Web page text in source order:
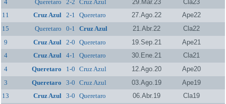
4
Queretaro 2-2 Cruz Azul 29.Mar.23
Cla23
11
Cruz Azul 2-1 Queretaro 27.Ago.22
Ape22
15
Queretaro 0-1 Cruz Azul 21.Abr.22
Cla22
9
Cruz Azul 2-0 Queretaro 19.Sep.21
Ape21
4
Cruz Azul 4-1 Queretaro 30.Ene.21
Cla21
4
Queretaro 1-0 Cruz Azul 12.Ago.20
Ape20
3
Queretaro 3-0 Cruz Azul 03.Ago.19
Ape19
13
Cruz Azul 3-0 Queretaro 06.Abr.19
Cla19